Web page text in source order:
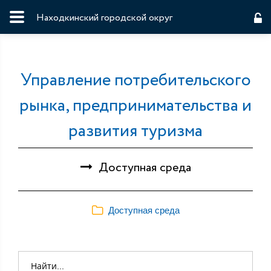
Находкинский городской округ
Управление потребительского
рынка, предпринимательства и
развития туризма
Доступная среда
Доступная среда